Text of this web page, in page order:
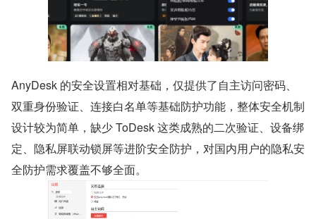
AnyDesk 的安全设置相对基础，仅提供了自主访问密码、
双重身份验证、连接白名单等基础防护功能，整体安全机制
设计较为简单，缺少 ToDesk 这类成熟的二次验证、设备绑
定、隐私屏联动锁屏等进阶安全防护，对国内用户的隐私安
全防护需求覆盖不够全面。